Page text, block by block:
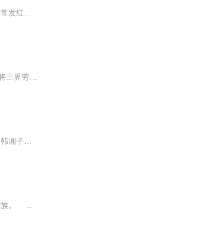
她是丑女学霸，一次意外加入一个红包群，群里的人都很奇葩，什么太上老君，孙悟空，哪吒……而且他们经常发红包，但是里面不是钱，而是法宝噢！！！！
坟头开民宿， 前院住凡人， 后院关仙神。 人间苦辣甜， 尽在一院间。 我，余会非，一个努力将三界劳改局打造成女仙聊天俱乐部的男人…… 黄粱出品，搞笑为主。
【内容简介】高中生陆平，手机变异，微信竟然可以连接三界。恭喜你获得扫把星的霉运笔记本，恭喜你获得韩湘子的音乐秘籍，恭喜你获得牛头的捉鬼神符，恭喜你获得太阳神阿波罗的美男子手镯。变成了高富帅，陆平的生活彻底改变，有嫦娥姐姐求他美容，有牡丹...
嗣古大陆，这里凝聚着现代人类文化的陆地，传承古代仙法，并在其基础上用高科技的技术手段繁衍人类的种族。 只不过，在普通人之上，却也有着特殊的存在，那就是仙！ 现代人类忙碌与工作与生活，早已经将上古传认的仙法秘术给忘却，但世界划分三...